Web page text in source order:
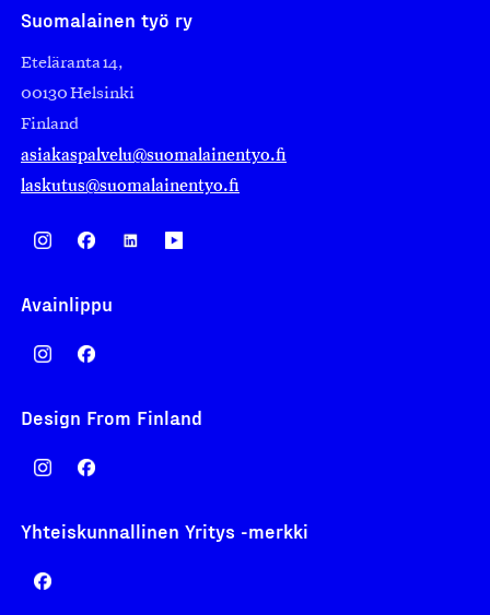
Suomalainen työ ry
Eteläranta 14,
00130 Helsinki
Finland
asiakaspalvelu@suomalainentyo.fi
laskutus@suomalainentyo.fi
Avainlippu
Design From Finland
Yhteiskunnallinen Yritys -merkki